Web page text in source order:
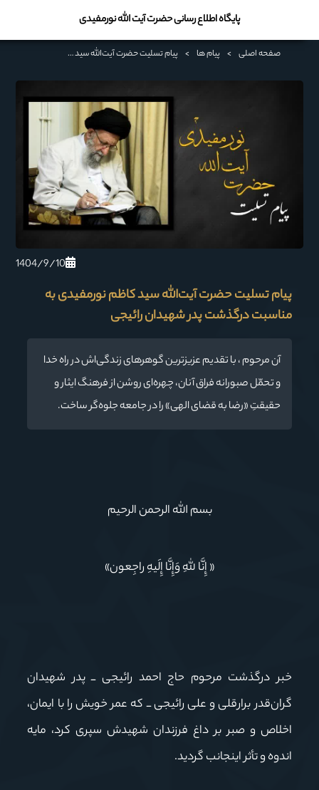
پایگاه اطلاع رسانی حضرت آیت الله نورمفیدی
صفحه اصلی > پیام ها > پیام تسلیت حضرت آیت‌الله سید کاظم نورمفیدی به مناسبت درگذشت پدر شهیدان رائیجی
1404/9/10
پیام تسلیت حضرت آیت‌الله سید کاظم نورمفیدی به
مناسبت درگذشت پدر شهیدان رائیجی
آن مرحوم ، با تقدیم عزیزترین گوهرهای زندگی‌اش در راه خدا
و تحمّل صبورانه فراق آنان، چهره‌ای روشن از فرهنگ ایثار و
حقیقتِ «رضا به قضای الهی» را در جامعه جلوه‌گر ساخت.
بسم الله الرحمن الرحیم
« إِنَّا لِلّهِ وَإِنَّا إِلَیهِ راجِعون»
خبر درگذشت مرحوم حاج احمد رائیجی ــ پدر شهیدان
گران‌قدر برارقلی و علی رائیجی ــ که عمر خویش را با ایمان،
اخلاص و صبر بر داغ فرزندان شهیدش سپری کرد، مایه
اندوه و تأثر اینجانب گردید.